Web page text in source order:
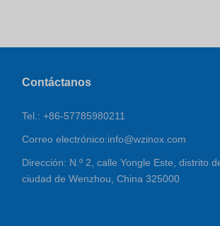
Contáctanos
Tel.: +86-57785980211
Correo electrónico:info@wzinox.com
Dirección: N.º 2, calle Yongle Este, distrito
ciudad de Wenzhou, China 325000